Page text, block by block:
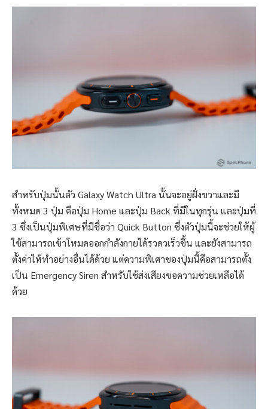
สำหรับปุ่มนั้นตัว Galaxy Watch Ultra นั้นจะอยู่ฝั่งขวาและมี
ทั้งหมด 3 ปุ่ม คือปุ่ม Home และปุ่ม Back ที่มีในทุกรุ่น และปุ่มที่
3 ซึ่งเป็นปุ่มพิเศษที่มีชื่อว่า Quick Button ซึ่งตัวปุ่มนี้จะช่วยให้ผู้
ใช้สามารถเข้าโหมดออกกำลังกายได้รวดวเร็วขึ้น และยังสามารถ
ตั้งค่าให้ทำอย่างอื่นได้ด้วย แต่ความพิเศาของปุ่มนี้คือสามารถตั้ง
เป็น Emergency Siren สำหรับใช้ส่งเสียงขอความช่วยเหลือได้
ด้วย